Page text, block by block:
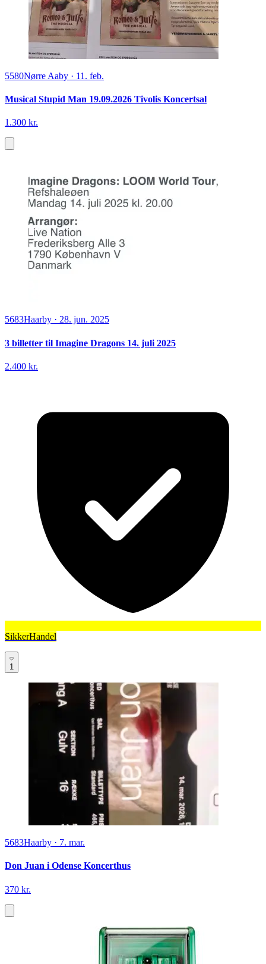
5580Nørre Aaby · 11. feb.
Musical Stupid Man 19.09.2026 Tivolis Koncertsal
1.300 kr.
5683Haarby · 28. jun. 2025
3 billetter til Imagine Dragons 14. juli 2025
2.400 kr.
SikkerHandel
1
5683Haarby · 7. mar.
Don Juan i Odense Koncerthus
370 kr.